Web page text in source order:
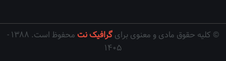
© کلیه حقوق مادی و معنوی برایگرافیک نت
محفوظ است. ۱۳۸۸ -
۱۴۰۵